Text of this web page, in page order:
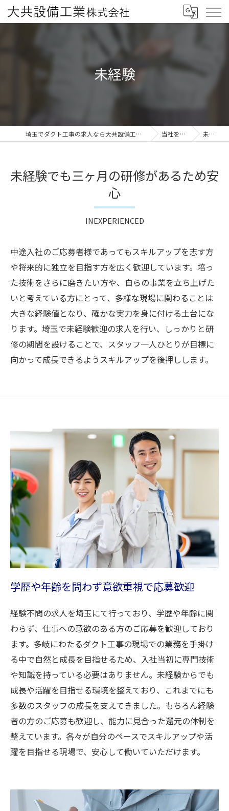
未経験
埼玉でダクト工事の求人なら大共設備工業株式会社 当社を知る 未経験
未経験でも三ヶ月の研修があるため安
心
INEXPERIENCED
中途入社のご応募者様であってもスキルアップを志す方
や将来的に独立を目指す方を広く歓迎しています。培っ
た技術をさらに磨きたい方や、自らの事業を立ち上げた
いと考えている方にとって、多様な現場に関わることは
大きな経験値となり、確かな実力を身に付ける土台にな
ります。埼玉で未経験歓迎の求人を行い、しっかりと研
修の期間を設けることで、スタッフ一人ひとりが目標に
向かって成長できるようスキルアップを後押しします。
学歴や年齢を問わず意欲重視で応募歓迎
経験不問の求人を埼玉にて行っており、学歴や年齢に関
わらず、仕事への意欲のある方のご応募を歓迎しており
ます。多岐にわたるダクト工事の現場での業務を手掛け
る中で自然と成長を目指せるため、入社当初に専門技術
や知識を持っている必要はありません。未経験からでも
成長や活躍を目指せる環境を整えており、これまでにも
多数のスタッフの成長を支えてきました。もちろん経験
者の方のご応募も歓迎し、能力に見合った還元の体制を
整えています。各々が自分のペースでスキルアップや活
躍を目指せる現場で、安心して働いていただけます。